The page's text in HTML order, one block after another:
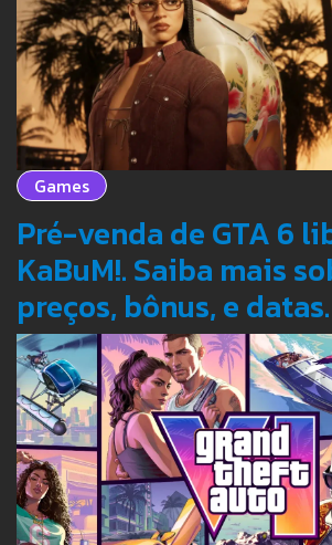
Games
Pré-venda de GTA 6
KaBuM!. Saiba mais
preços, bônus, e datas.